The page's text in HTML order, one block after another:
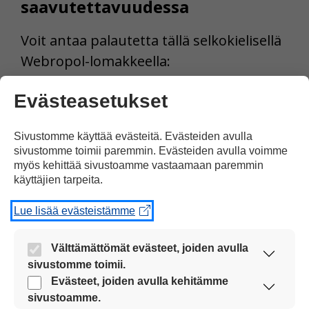
saavutettavuudessa
Voit antaa palautetta tällä selkokielisellä
Webropol-lomakkeella:
https://link.webropolsurveys.com/Participati
5b36264072e7?displayId=Fin2288989
Valvontaviranomaisen
yhteystiedot ja lisätietoa
saavutettavuusongelmia, anna ensin
palautetta meille verkkolomakkeella.
Vastauksessa saa kestää korkeintaan 14
Evästeasetukset
Sivustomme käyttää evästeitä. Evästeiden avulla
sivustomme toimii paremmin. Evästeiden avulla voimme
myös kehittää sivustoamme vastaamaan paremmin
käyttäjien tarpeita.
Lue lisää evästeistämme
Välttämättömät evästeet, joiden avulla
sivustomme toimii.
Nämä evästeet ovat aina käytössä, jotta
sivustoamme voi käyttää sujuvasti ja turvallisesti.
Evästeet, joiden avulla kehitämme
sivustoamme.